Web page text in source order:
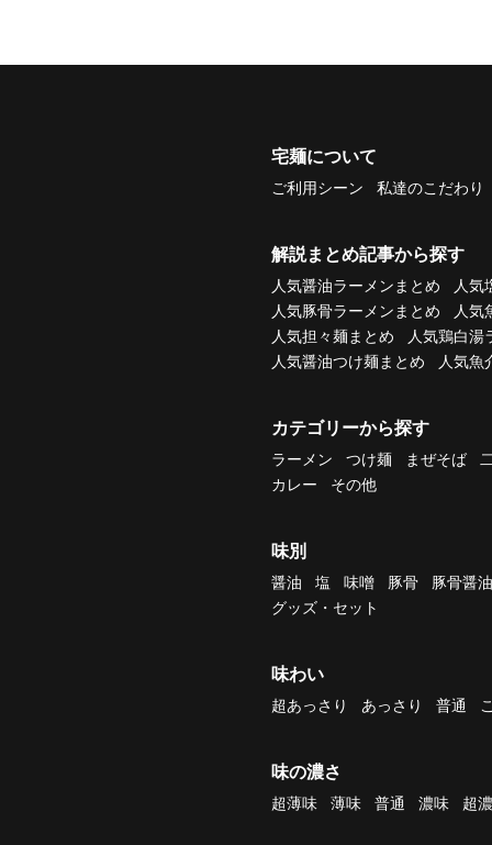
宅麺について
ご利用シーン 私達のこだわり
解説まとめ記事から探す
人気醤油ラーメンまとめ 人気
人気豚骨ラーメンまとめ
人気
人気担々麺まとめ
人気鶏白湯
人気醤油つけ麺まとめ
人気魚
カテゴリーから探す
ラーメン つけ麺 まぜそば
カレー
その他
味別
醤油 塩 味噌 豚骨 豚骨醤油
グッズ・セット
味わい
超あっさり あっさり 普通
味の濃さ
超薄味 薄味 普通 濃味 超